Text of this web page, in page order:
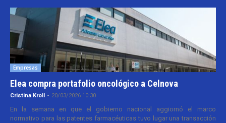
Empresas
Elea compra portafolio oncológico a Celnova
Cristina Kroll - 20/03/2026 10:30
En la semana en que el gobierno nacional aggiornó el marco
normativo para las patentes farmacéuticas tuvo lugar una transacción